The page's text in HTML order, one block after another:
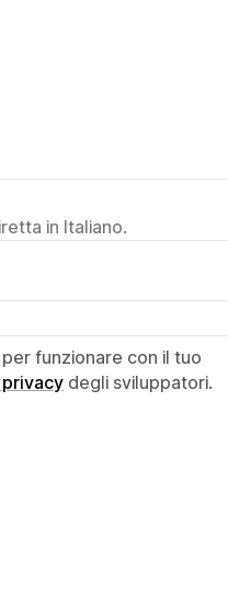
in Italiano.
funzionare con il tuo
degli sviluppatori.